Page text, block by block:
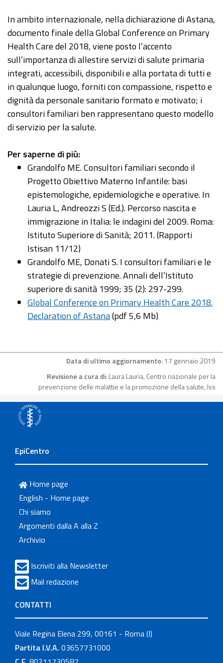
In ambito internazionale, nella dichiarazione di Astana,
documento finale della Global Conference on Primary
Health Care del 2018, viene posto l’accento
sull’importanza di allestire servizi di salute primaria
integrati, accessibili, disponibili e alla portata di tutti e
in qualunque luogo, forniti con compassione, rispetto e
dignità da personale sanitario formato e motivato; i
consultori familiari ben rappresentano questo modello
di servizio per la salute.
Per saperne di più:
Grandolfo ME. Consultori familiari secondo il
Progetto Obiettivo Materno Infantile: basi
epistemologiche, epidemiologiche e operative. In
Lauria L, Andreozzi S (Ed.). Percorso nascita e
immigrazione in Italia: le indagini del 2009. Roma:
Istituto Superiore di Sanità; 2011. (Rapporti
Istisan 11/12)
Grandolfo ME, Donati S. I consultori familiari e le
strategie di prevenzione. Annali dell’Istituto
superiore di sanità 1999; 35 (2): 297-299.
Global Conference on Primary Health Care 2018.
Declaration of Astana(pdf 5,6 Mb)
Data di ultimo aggiornamento: 17 gennaio 2019
Revisione a cura di: Laura Lauria, Centro nazionale per la
prevenzione delle malattie e la promozione della salute, Iss
EpiCentro
Home page
English - Home page
Chi siamo
Argomenti dalla A alla Z
Archivio
Iscriviti alla Newsletter
Mail redazione
CONTATTI
Viale Regina Elena 299, 00161 - Roma (I)
Partita I.V.A. 03657731000